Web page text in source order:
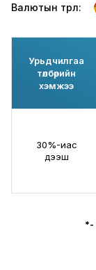
Валютын төрөл:
Урьдчилгаа
төлбөрийн
хэмжээ
30%-иас
дээш
*-